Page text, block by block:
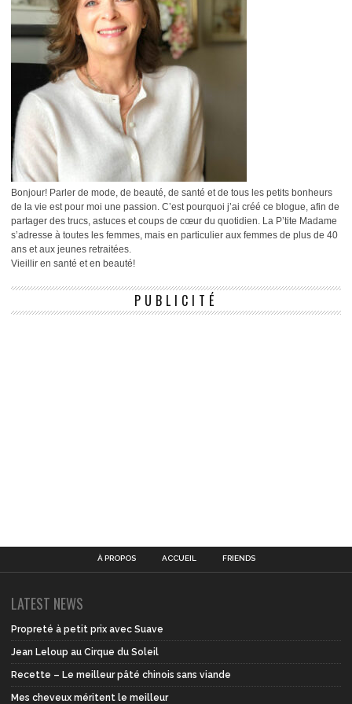
Bonjour! Parler de mode, de beauté, de santé et de tous les petits bonheurs
de la vie est pour moi une passion. C’est pourquoi j’ai créé ce blogue, afin de
partager des trucs, astuces et coups de cœur du quotidien. La P’tite Madame
s’adresse à toutes les femmes, mais en particulier aux femmes de plus de 40
ans et aux jeunes retraitées.
Vieillir en santé et en beauté!
PUBLICITÉ
À PROPOS ACCUEIL FRIENDS
LATEST NEWS
Propreté à petit prix avec Suave
Jean Leloup au Cirque du Soleil
Recette – Le meilleur pâté chinois sans viande
Mes cheveux méritent le meilleur